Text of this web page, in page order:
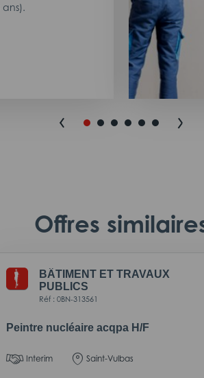
Offres
BÂTIMENT ET TRAVAUX
PUBLICS
Réf : 0BN-313561
Peintre nucléaire acqpa H/F
Interim Saint-Vulbas